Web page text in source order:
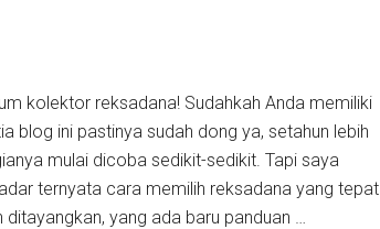
kolektor reksadana! Sudahkah Anda memiliki
blog ini pastinya sudah dong ya, setahun lebih
mulai dicoba sedikit-sedikit. Tapi saya
ternyata cara memilih reksadana yang tepat
yang ada baru panduan …